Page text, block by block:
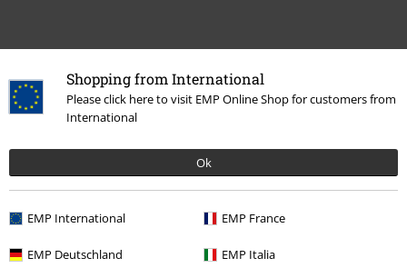
Shopping from International
Please click here to visit EMP Online Shop for customers from
International
Ok
EMP International EMP France
EMP Deutschland EMP Italia
Sleva
E-Mail Newsletter
Získejte 20% slevový poukaz, když se přihlásíte
teď!Více